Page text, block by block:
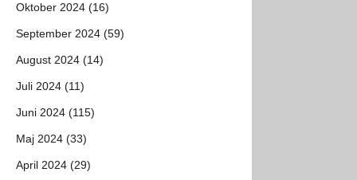
Oktober 2024 (16)
September 2024 (59)
August 2024 (14)
Juli 2024 (11)
Juni 2024 (115)
Maj 2024 (33)
April 2024 (29)